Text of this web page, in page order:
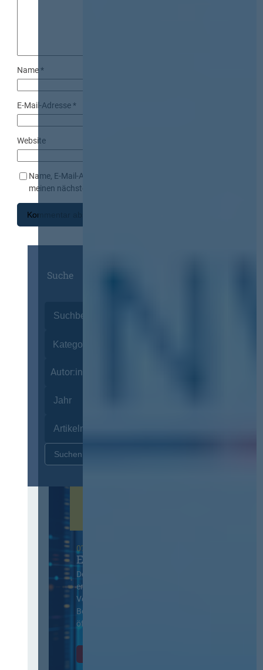
Name*
E-Mail-Adresse*
Website
Name, E-Mail-Adresse und Website in diesem Browser für
meinen nächsten Kommentar speichern.
Suche
Autor:innen
07. Oktober 2026 in Berlin
EVB-IT Thementag
Der Thementag für die
ergänzenden
Vertragsbedingungen von IT-
Beschaffung in der
öffentlichen Verwaltung